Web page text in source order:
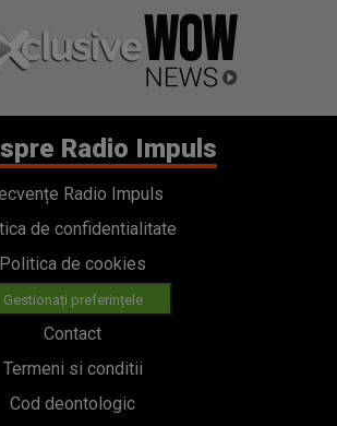
Radio Impuls
Radio Impuls
de confidentialitate
Politica de cookies
Gestionați preferințele
Contact
Termeni si conditii
Cod deontologic